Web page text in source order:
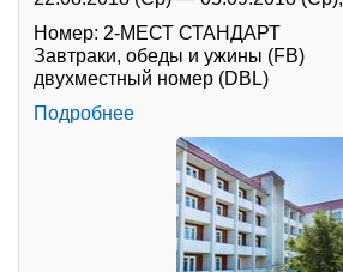
Номер: 2-МЕСТ СТАНДАРТ
Завтраки, обеды и ужины (FB)
двухместный номер (DBL)
Подробнее